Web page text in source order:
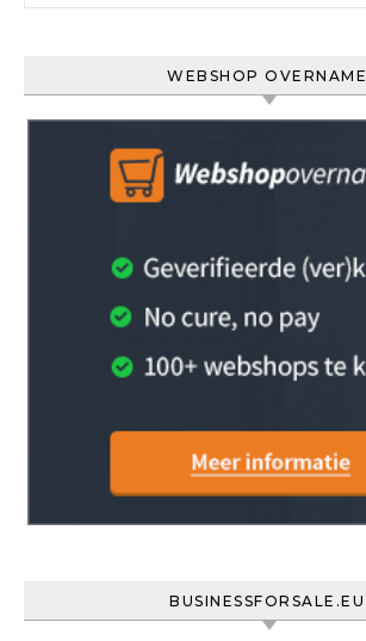
WEBSHOP OVERNAME
BUSINESSFORSALE.EU